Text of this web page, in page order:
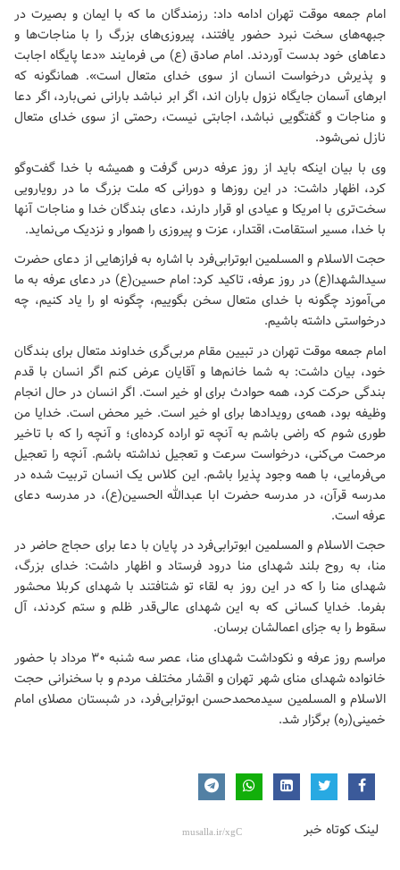
امام جمعه موقت تهران ادامه داد: رزمندگان ما که با ایمان و بصیرت در
جبهه‌های سخت نبرد حضور یافتند، پیروزی‌های بزرگ را با مناجات‌ها و
دعاهای خود بدست آوردند. امام صادق (ع) می فرمایند «دعا پایگاه اجابت
و پذیرش درخواست انسان از سوی خدای متعال است». همانگونه که
ابرهای آسمان جایگاه نزول باران اند، اگر ابر نباشد بارانی نمی‌بارد، اگر دعا
و مناجات و گفتگویی نباشد، اجابتی نیست، رحمتی از سوی خدای متعال
نازل نمی‌شود.
وی با بیان اینکه باید از روز عرفه درس گرفت و همیشه با خدا گفت‌وگو
کرد، اظهار داشت: در این روزها و دورانی که ملت بزرگ ما در رویارویی
سخت‌تری با امریکا و عیادی او قرار دارند، دعای بندگان خدا و مناجات آنها
با خدا، مسیر استقامت، اقتدار، عزت و پیروزی را هموار و نزدیک می‌نماید.
حجت الاسلام و المسلمین ابوترابی‌فرد با اشاره به فرازهایی از دعای حضرت
سیدالشهدا(ع) در روز عرفه، تاکید کرد: امام حسین(ع) در دعای عرفه به ما
می‌آموزد چگونه با خدای متعال سخن بگوییم، چگونه او را یاد کنیم، چه
درخواستی داشته باشیم.
امام جمعه موقت تهران در تبیین مقام مربی‌گری خداوند متعال برای بندگان
خود، بیان داشت: به شما خانم‌ها و آقایان عرض کنم اگر انسان با قدم
بندگی حرکت کرد، همه حوادث برای او خیر است. اگر انسان در حال انجام
وظیفه بود، همه‌ی رویدادها برای او خیر است. خیر محض است. خدایا من
طوری شوم که راضی باشم به آنچه تو اراده کرده‌ای؛ و آنچه را که با تاخیر
مرحمت می‌کنی، درخواست سرعت و تعجیل نداشته باشم. آنچه را تعجیل
می‌فرمایی، با همه وجود پذیرا باشم. این کلاس یک انسان تربیت شده در
مدرسه قرآن، در مدرسه حضرت ابا عبدالله الحسین(ع)، در مدرسه دعای
عرفه است.
حجت الاسلام و المسلمین ابوترابی‌فرد در پایان با دعا برای حجاج حاضر در
منا، به روح بلند شهدای منا درود فرستاد و اظهار داشت: خدای بزرگ،
شهدای منا را که در این روز به لقاء تو شتافتند با شهدای کربلا محشور
بفرما. خدایا کسانی که به این شهدای عالی‌قدر ظلم و ستم کردند، آل
سقوط را به جزای اعمالشان برسان.
مراسم روز عرفه و نکوداشت شهدای منا، عصر سه شنبه ۳۰ مرداد با حضور
خانواده شهدای منای شهر تهران و اقشار مختلف مردم و با سخنرانی حجت
الاسلام و المسلمین سیدمحمدحسن ابوترابی‌فرد، در شبستان مصلای امام
خمینی(ره) برگزار ‌شد.
لینک کوتاه خبر